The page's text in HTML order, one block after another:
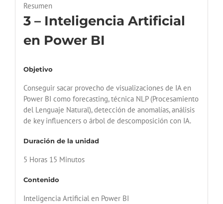
Resumen
3 – Inteligencia Artificial
en Power BI
Objetivo
Conseguir sacar provecho de visualizaciones de IA en
Power BI como forecasting, técnica NLP (Procesamiento
del Lenguaje Natural), detección de anomalías, análisis
de key influencers o árbol de descomposición con IA.
Duración de la unidad
5 Horas 15 Minutos
Contenido
Inteligencia Artificial en Power BI